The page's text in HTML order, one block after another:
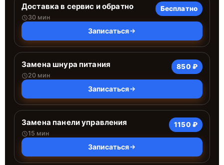
Доставка в сервис и обратно
30 мин
Бесплатно
Записаться
Замена шнура питания
20 мин
850 ₽
Записаться
Замена панели управления
15 мин
1150 ₽
Записаться